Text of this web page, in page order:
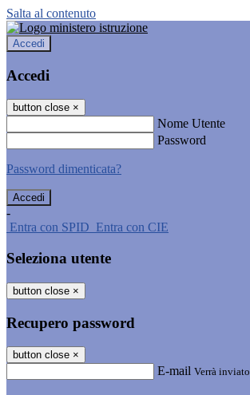
Salta al contenuto
Accedi
Accedi
button close ×
Nome Utente
Password
Password dimenticata?
-
Entra con SPID Entra con CIE
Seleziona utente
button close ×
Recupero password
button close ×
E-mail Verrà